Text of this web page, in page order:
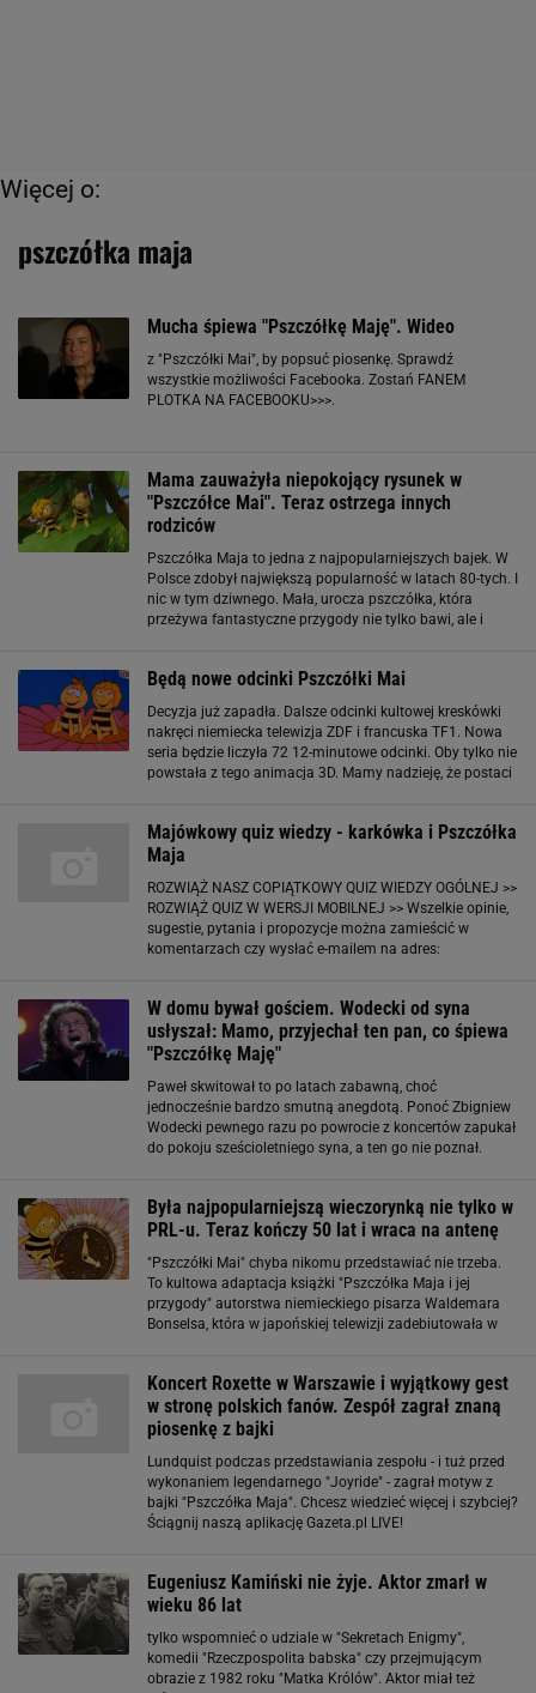
Więcej o:
pszczółka maja
Mucha śpiewa "Pszczółkę Maję". Wideo
z "Pszczółki Mai", by popsuć piosenkę. Sprawdź
wszystkie możliwości Facebooka. Zostań FANEM
PLOTKA NA FACEBOOKU>>>.
Mama zauważyła niepokojący rysunek w
"Pszczółce Mai". Teraz ostrzega innych
rodziców
Pszczółka Maja to jedna z najpopularniejszych bajek. W
Polsce zdobył największą popularność w latach 80-tych. I
nic w tym dziwnego. Mała, urocza pszczółka, która
przeżywa fantastyczne przygody nie tylko bawi, ale i
Będą nowe odcinki Pszczółki Mai
Decyzja już zapadła. Dalsze odcinki kultowej kreskówki
nakręci niemiecka telewizja ZDF i francuska TF1. Nowa
seria będzie liczyła 72 12-minutowe odcinki. Oby tylko nie
powstała z tego animacja 3D. Mamy nadzieję, że postaci
Majówkowy quiz wiedzy - karkówka i Pszczółka
Maja
ROZWIĄŻ NASZ COPIĄTKOWY QUIZ WIEDZY OGÓLNEJ >>
ROZWIĄŻ QUIZ W WERSJI MOBILNEJ >> Wszelkie opinie,
sugestie, pytania i propozycje można zamieścić w
komentarzach czy wysłać e-mailem na adres:
quizy
W domu bywał gościem. Wodecki od syna
usłyszał: Mamo, przyjechał ten pan, co śpiewa
"Pszczółkę Maję"
Paweł skwitował to po latach zabawną, choć
jednocześnie bardzo smutną anegdotą. Ponoć Zbigniew
Wodecki pewnego razu po powrocie z koncertów zapukał
do pokoju sześcioletniego syna, a ten go nie poznał.
Była najpopularniejszą wieczorynką nie tylko w
PRL-u. Teraz kończy 50 lat i wraca na antenę
"Pszczółki Mai" chyba nikomu przedstawiać nie trzeba.
To kultowa adaptacja książki "Pszczółka Maja i jej
przygody" autorstwa niemieckiego pisarza Waldemara
Bonselsa, która w japońskiej telewizji zadebiutowała w
Koncert Roxette w Warszawie i wyjątkowy gest
w stronę polskich fanów. Zespół zagrał znaną
piosenkę z bajki
Lundquist podczas przedstawiania zespołu - i tuż przed
wykonaniem legendarnego "Joyride" - zagrał motyw z
bajki "Pszczółka Maja". Chcesz wiedzieć więcej i szybciej?
Ściągnij naszą aplikację Gazeta.pl LIVE!
Eugeniusz Kamiński nie żyje. Aktor zmarł w
wieku 86 lat
tylko wspomnieć o udziale w "Sekretach Enigmy",
komedii "Rzeczpospolita babska" czy przejmującym
obrazie z 1982 roku "Matka Królów". Aktor miał też